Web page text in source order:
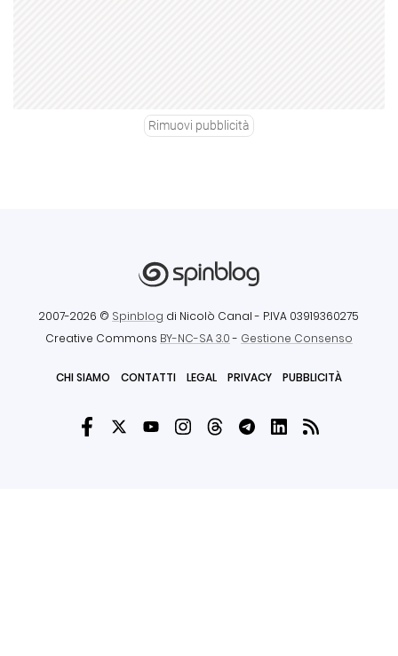
Rimuovi pubblicità
2007-2026 © Spinblog di Nicolò Canal - P.IVA 03919360275
Creative Commons BY-NC-SA 3.0- Gestione Consenso
CHI SIAMO CONTATTI LEGAL PRIVACY PUBBLICITÀ